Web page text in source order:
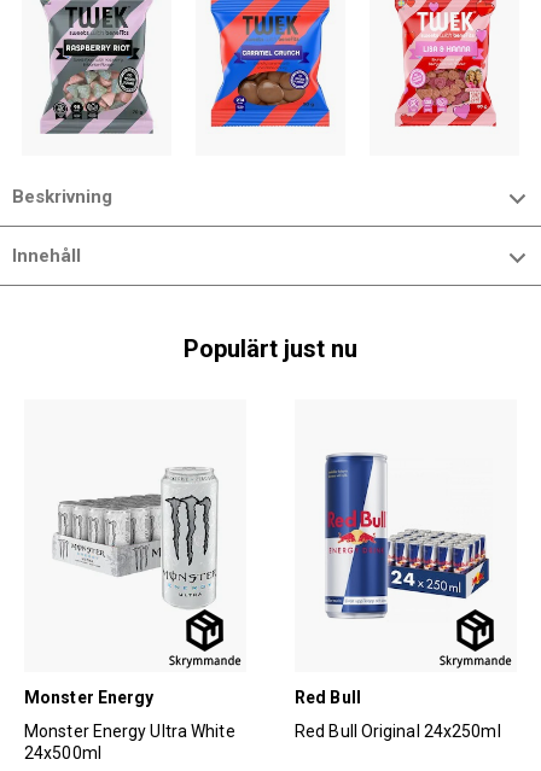
Beskrivning
Innehåll
Populärt just nu
Monster Energy
Monster Energy Ultra White
24x500ml
Red Bull
Red Bull Original 24x250ml